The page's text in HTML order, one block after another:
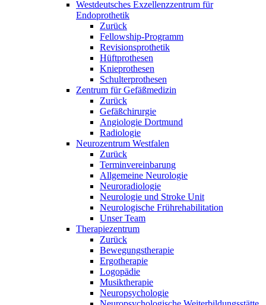
Westdeutsches Exzellenzzentrum für
Endoprothetik
Zurück
Fellowship-Programm
Revisionsprothetik
Hüftprothesen
Knieprothesen
Schulterprothesen
Zentrum für Gefäßmedizin
Zurück
Gefäßchirurgie
Angiologie Dortmund
Radiologie
Neurozentrum Westfalen
Zurück
Terminvereinbarung
Allgemeine Neurologie
Neuroradiologie
Neurologie und Stroke Unit
Neurologische Frührehabilitation
Unser Team
Therapiezentrum
Zurück
Bewegungstherapie
Ergotherapie
Logopädie
Musiktherapie
Neuropsychologie